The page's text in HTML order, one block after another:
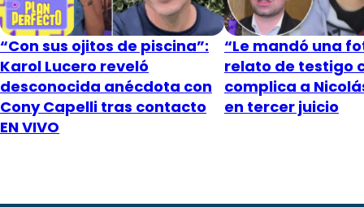
“Con sus ojitos de piscina”:
Karol Lucero reveló
desconocida anécdota con
Cony Capelli tras contacto
EN VIVO
“Le mandó una
relato de testigo
complica a
en tercer juicio